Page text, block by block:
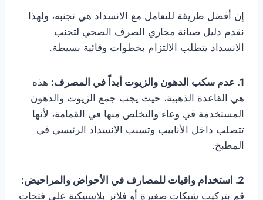
إن أفضل طريقة للتعامل مع الانسداد هي تجنبه، ولهذا
نقدم دليل صيانة مجاري الصرف الصحي لتجنب
الانسداد يتطلب الالتزام بخطوات وقائية بسيطة.
1. عدم سكب الدهون والزيوت أبداً في المصرف
: هذه
هي القاعدة الذهبية، حيث يجب جمع الزيوت والدهون
المستخدمة في وعاء والتخلص منها في القمامة، لأنها
تتصلب داخل الأنابيب وتسبب الانسداد الرئيسي في
المطبخ.
2. استخدام واقيات للمصارف في الأحواض والمراحيض:
قم بتركيب شبكات صغيرة أو فلاتر بلاستيكية على فتحات